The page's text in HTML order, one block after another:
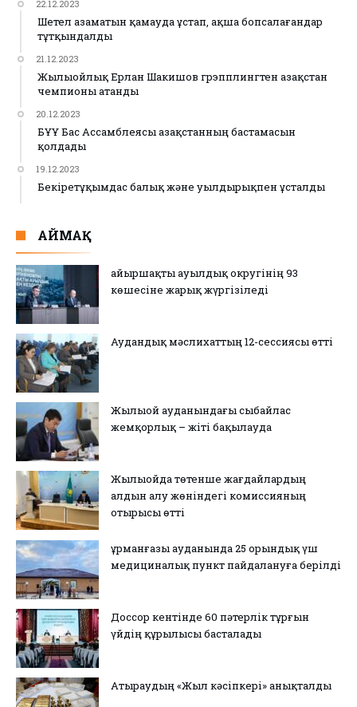
22.12.2023
Шетел азаматын қамауда ұстап, ақша бопсалағандар
тұтқындалды
21.12.2023
Жылыойлық Ерлан Шакишов грэпплингтен Қазақстан
чемпионы атанды
20.12.2023
БҰҰ Бас Ассамблеясы Қазақстанның бастамасын
қолдады
19.12.2023
Бекіретұқымдас балық және уылдырықпен ұсталды
АЙМАҚ
Қайыршақты ауылдық округінің 93
көшесіне жарық жүргізіледі
Аудандық мәслихаттың 12-сессиясы өтті
Жылыой ауданындағы сыбайлас
жемқорлық – жіті бақылауда
Жылыойда төтенше жағдайлардың
алдын алу жөніндегі комиссияның
отырысы өтті
Құрманғазы ауданында 25 орындық үш
медициналық пункт пайдалануға берілді
Доссор кентінде 60 пәтерлік тұрғын
үйдің құрылысы басталады
Атыраудың «Жыл кәсіпкері» анықталды